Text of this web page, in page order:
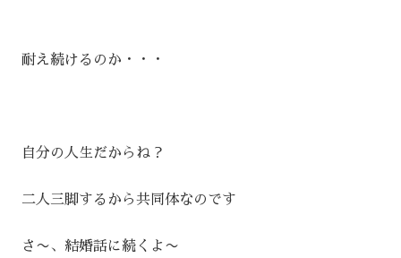
耐え続けるのか・・・
自分の人生だからね？
二人三脚するから共同体なのです
さ〜、結婚話に続くよ〜